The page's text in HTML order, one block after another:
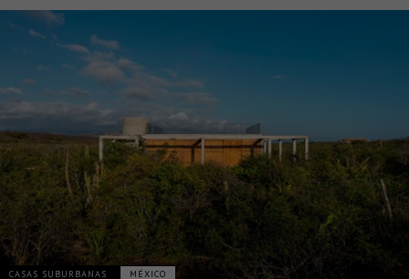
CASAS SUBURBANAS MÉXICO